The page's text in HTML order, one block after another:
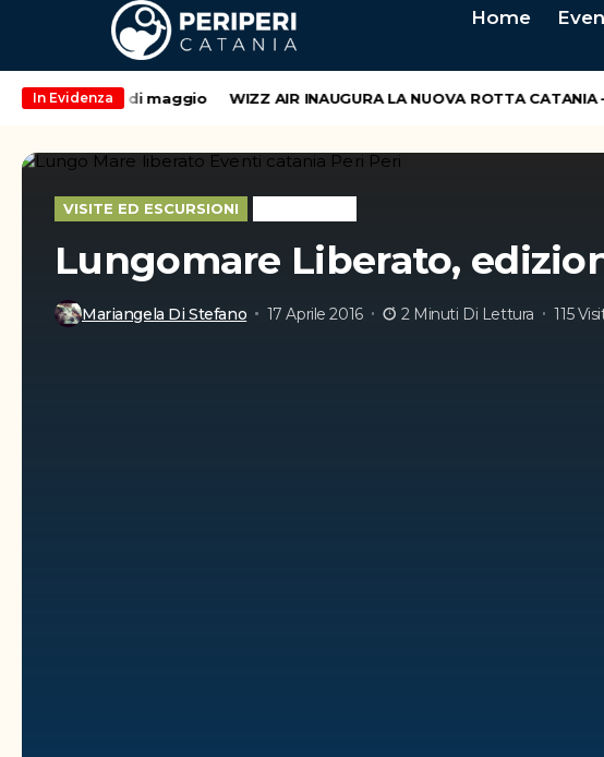
Home
In Evidenza
weekend di maggio WIZZ AIR INAUGURA LA NUOVA ROTTA CATANIA –
VISITE ED ESCURSIONI
Lungomare Liberato,
Mariangela Di Stefano 17 Aprile 2016 2 Minuti Di Lettura 115